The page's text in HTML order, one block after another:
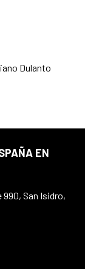
Dulanto
EN
San Isidro,